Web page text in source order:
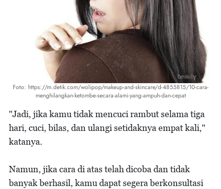
Foto: https://m.detik.com/wolipop/makeup-and-skincare/d-4855815/10-cara-
menghilangkan-ketombe-secara-alami-yang-ampuh-dan-cepat
"Jadi, jika kamu tidak mencuci rambut selama tiga
hari, cuci, bilas, dan ulangi setidaknya empat kali,"
katanya.
Namun, jika cara di atas telah dicoba dan tidak
banyak berhasil, kamu dapat segera berkonsultasi